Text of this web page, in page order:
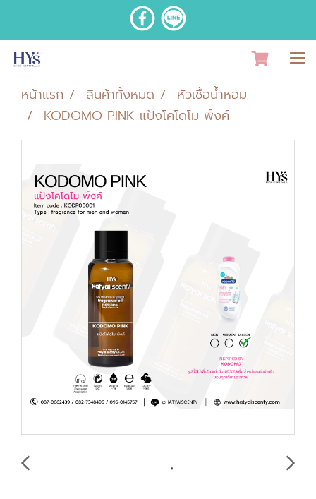
หน้าแรก สินค้าทั้งหมด
หัวเชื้อน้ำหอม
KODOMO PINK แป้งโคโดโม พิ้งค์